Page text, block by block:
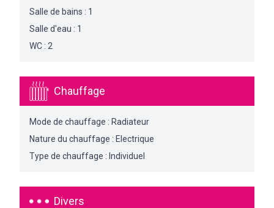
Salle de bains : 1
Salle d'eau : 1
WC : 2
Chauffage
Mode de chauffage : Radiateur
Nature du chauffage : Electrique
Type de chauffage : Individuel
Divers